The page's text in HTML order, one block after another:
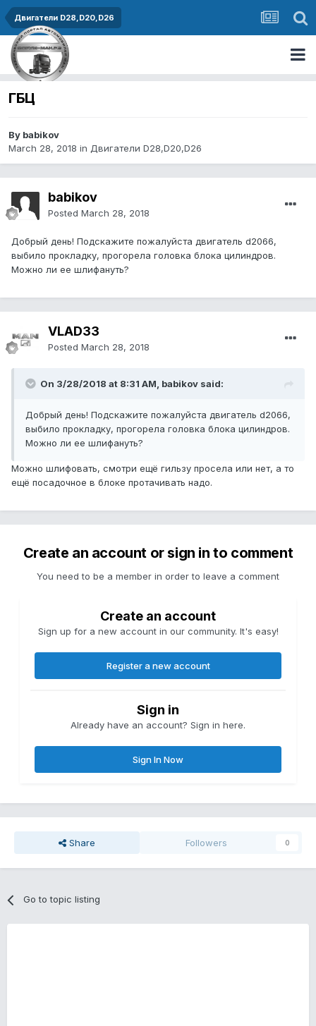
Двигатели D28,D20,D26
ГБЦ
By babikov
March 28, 2018 in Двигатели D28,D20,D26
babikov
Posted March 28, 2018
Добрый день! Подскажите пожалуйста двигатель d2066,
выбило прокладку, прогорела головка блока цилиндров.
Можно ли ее шлифануть?
VLAD33
Posted March 28, 2018
On 3/28/2018 at 8:31 AM, babikov said:
Добрый день! Подскажите пожалуйста двигатель d2066,
выбило прокладку, прогорела головка блока цилиндров.
Можно ли ее шлифануть?
Можно шлифовать, смотри ещё гильзу просела или нет, а то
ещё посадочное в блоке протачивать надо.
Create an account or sign in to comment
You need to be a member in order to leave a comment
Create an account
Sign up for a new account in our community. It's easy!
Register a new account
Sign in
Already have an account? Sign in here.
Sign In Now
Share Followers 0
Go to topic listing